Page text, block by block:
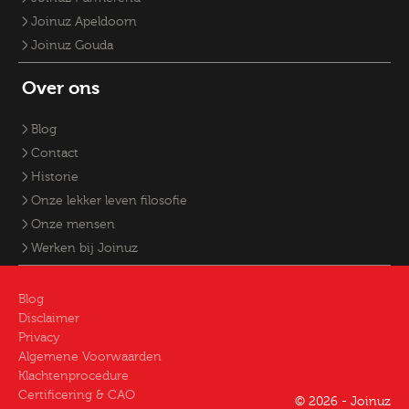
Joinuz Apeldoorn
Joinuz Gouda
Over ons
Blog
Contact
Historie
Onze lekker leven filosofie
Onze mensen
Werken bij Joinuz
Blog
Disclaimer
Privacy
Algemene Voorwaarden
Klachtenprocedure
Certificering & CAO
© 2026 - Joinuz